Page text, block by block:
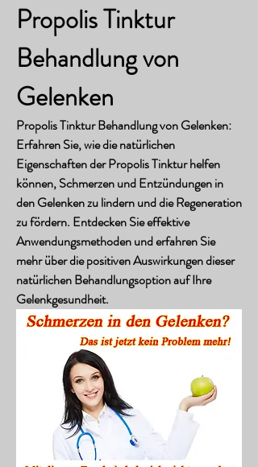
Propolis Tinktur
Behandlung von
Gelenken
Propolis Tinktur Behandlung von Gelenken:
Erfahren Sie, wie die natürlichen
Eigenschaften der Propolis Tinktur helfen
können, Schmerzen und Entzündungen in
den Gelenken zu lindern und die Regeneration
zu fördern. Entdecken Sie effektive
Anwendungsmethoden und erfahren Sie
mehr über die positiven Auswirkungen dieser
natürlichen Behandlungsoption auf Ihre
Gelenkgesundheit.